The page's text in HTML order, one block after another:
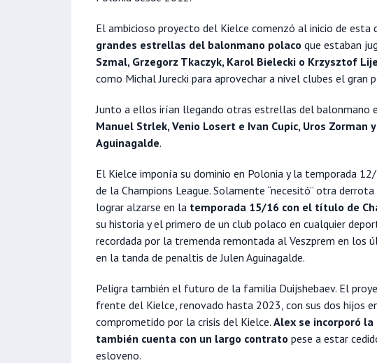
El ambicioso proyecto del Kielce comenzó al inicio de esta
grandes estrellas del balonmano polaco que estaban
Szmal, Grzegorz Tkaczyk, Karol Bielecki o Krzysztof
como Michal Jurecki para aprovechar a nivel clubes el gran
Junto a ellos irían llegando otras estrellas del balonmano
Manuel Strlek, Venio Losert e Ivan Cupic, Uros Zorman
Aguinagalde.
El Kielce imponía su dominio en Polonia y la temporada
de la Champions League. Solamente “necesitó” otra
lograr alzarse en la temporada 15/16 con el título de
su historia y el primero de un club polaco en cualquier
recordada por la tremenda remontada al Veszprem en los
en la tanda de penaltis de Julen Aguinagalde.
Peligra también el futuro de la familia Duijshebaev. El
frente del Kielce, renovado hasta 2023, con sus dos hijos
comprometido por la crisis del Kielce. Alex se incorporó
también cuenta con un largo contrato pese a estar
esloveno.